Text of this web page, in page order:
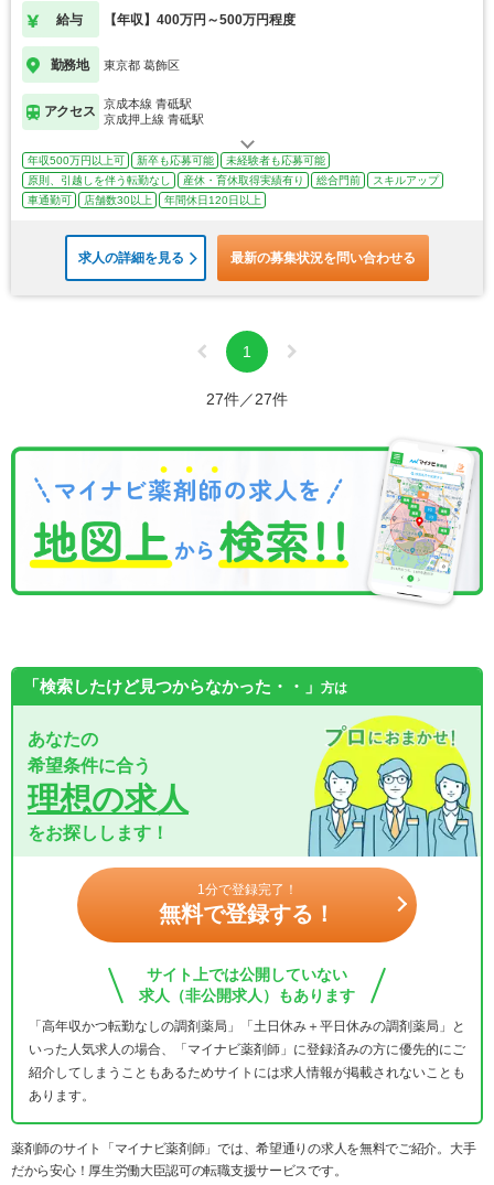
給与 【年収】400万円～500万円程度
勤務地 東京都 葛飾区
アクセス
京成本線 青砥駅
京成押上線 青砥駅
年収500万円以上可 新卒も応募可能
未経験者も応募可能
原則、引越しを伴う転勤なし
産休・育休取得実績有り 総合門前
スキルアップ
車通勤可
店舗数30以上 年間休日120日以上
求人の詳細を見る 最新の募集状況を問い合わせる
1
27件／27件
「検索したけど見つからなかった・・」 方は
あなたの
希望条件に合う
理想の求人
をお探しします！
1分で登録完了！
無料で登録する！
サイト上では公開していない
求人（非公開求人）もあります
「高年収かつ転勤なしの調剤薬局」「土日休み＋平日休みの調剤薬局」と
いった人気求人の場合、「マイナビ薬剤師」に登録済みの方に優先的にご
紹介してしまうこともあるためサイトには求人情報が掲載されないことも
あります。
薬剤師のサイト「マイナビ薬剤師」では、希望通りの求人を無料でご紹介。大手
だから安心！厚生労働大臣認可の転職支援サービスです。